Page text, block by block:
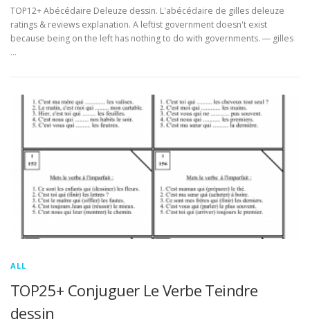
TOP12+ Abécédaire Deleuze dessin. L'abécédaire de gilles deleuze
ratings & reviews explanation. A leftist government doesn't exist
because being on the left has nothing to do with governments. ― gilles
…
ALL
TOP25+ Conjuguer Le Verbe Teindre
dessin